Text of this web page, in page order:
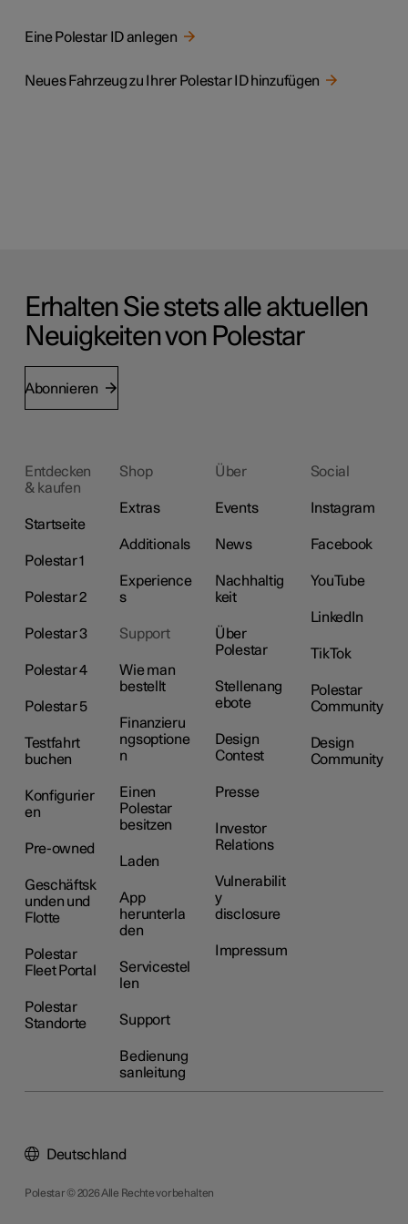
Eine Polestar ID anlegen
Neues Fahrzeug zu Ihrer Polestar ID hinzufügen
Erhalten Sie stets alle aktuellen
Neuigkeiten von Polestar
Abonnieren
Entdecken
& kaufen
Startseite
Polestar 1
Polestar 2
Polestar 3
Polestar 4
Polestar 5
Testfahrt
buchen
Konfigurier
en
Pre-owned
Geschäftsk
unden und
Flotte
Polestar
Fleet Portal
Polestar
Standorte
Shop
Extras
Additionals
Experience
s
Support
Wie man
bestellt
Finanzieru
ngsoptione
n
Einen
Polestar
besitzen
Laden
App
herunterla
den
Servicestel
len
Support
Bedienung
sanleitung
Über
Events
News
Nachhaltig
keit
Über
Polestar
Stellenang
ebote
Design
Contest
Presse
Investor
Relations
Vulnerabilit
y
disclosure
Impressum
Social
Instagram
Facebook
YouTube
LinkedIn
TikTok
Polestar
Community
Design
Community
Polestar © 2026 Alle Rechte vorbehalten
Deutschland